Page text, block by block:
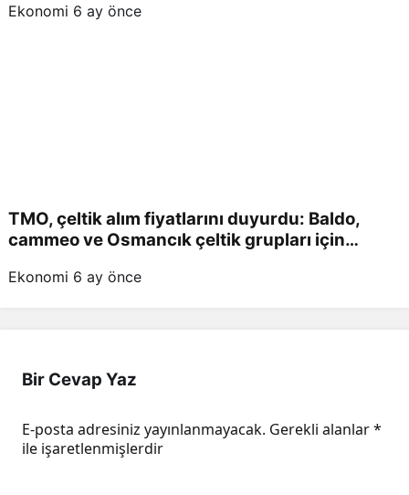
Ekonomi 6 ay önce
TMO, çeltik alım fiyatlarını duyurdu: Baldo,
cammeo ve Osmancık çeltik grupları için
Ekonomi 6 ay önce
Bir Cevap Yaz
E-posta adresiniz yayınlanmayacak. Gerekli alanlar*
ile işaretlenmişlerdir